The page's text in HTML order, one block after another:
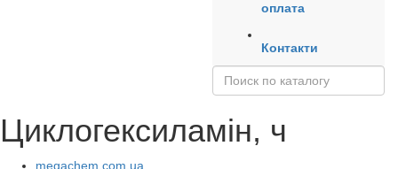
оплата
Контакти
Циклогексиламін, ч
megachem.com.ua